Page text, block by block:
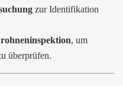
zur Identifikation
, um
überprüfen.